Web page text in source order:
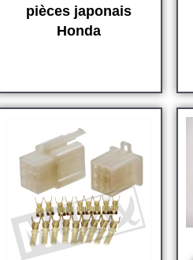
pièces japonais
Honda